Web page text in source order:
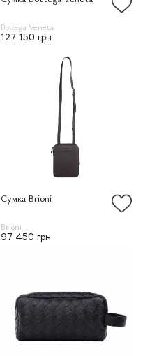
Bottega Veneta
127 150 грн
Сумка Brioni
Brioni
97 450 грн